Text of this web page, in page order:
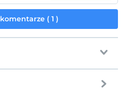
( 1 )